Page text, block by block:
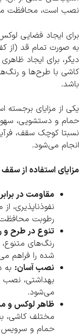
است، محافظت
ایجاد فضایی لوکس و
تمام قد (از کف
برای ایجاد ظاهری
با طرح‌ها و رنگ‌های
از مزایای برجسته
و دستشویی،
کوچک سقف،
می‌شود.
استفاده از سقف
مقاومت در برابر
نفوذناپذیری، از
رطوبت محافظت
تنوع در طرح و رنگ:
رنگ‌های متنوع،
شده را فراهم
نصب آسان:به
بهداشتی، نصب
می‌شود.
ظاهر لوکس و مدرن:
مختلف کاشی، به
حمام و سرویس